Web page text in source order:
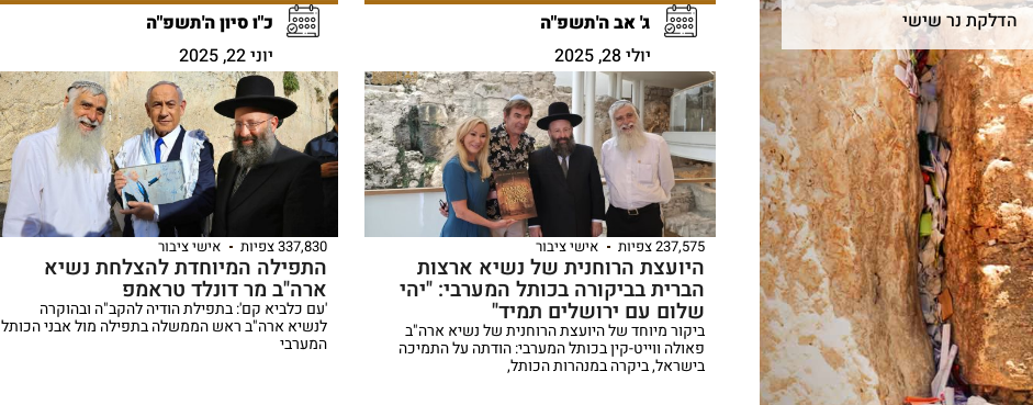
הדלקת נר שישי
ג' אב ה'תשפ"ה
יולי 28, 2025
237,575 צפיות אישי ציבור
היועצת הרוחנית של נשיא ארצות
הברית בביקורה בכותל המערבי: "יהי
שלום עם ירושלים תמיד"
ביקור מיוחד של היועצת הרוחנית של נשיא ארה"ב
פאולה ווייט-קין בכותל המערבי: הודתה על התמיכה
בישראל, ביקרה במנהרות הכותל,
כ"ו סיון ה'תשפ"ה
יוני 22, 2025
337,830 צפיות אישי ציבור
התפילה המיוחדת להצלחת נשיא
ארה"ב מר דונלד טראמפ
'עם כלביא קם': בתפילת הודיה להקב"ה ובהוקרה
לנשיא ארה"ב ראש הממשלה בתפילה מול אבני הכותל
המערבי